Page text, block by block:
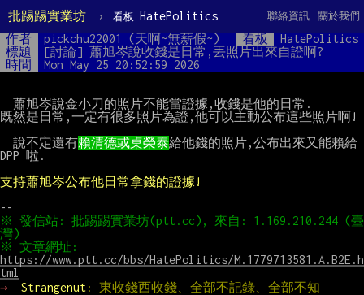
批踢踢實業坊 › 看板 HatePolitics 關於我們
聯絡資訊
作者 pickchu22001 (天啊~無薪假~) 看板
HatePolitics
標題
[討論] 蕭旭岑說收錢是日常,丟照片出來自證啊?
時間
Mon May 25 20:52:59 2026
既然是日常,一定有很多照片為證,他可以主動公布這些照片啊!
  說不定還有
賴清德或桌榮泰給他錢的照片,公布出來又能賴給
DPP 啦.
支持蕭旭岑公布他日常拿錢的證據!
※ 發信站: 批踢踢實業坊(ptt.cc), 來自: 1.169.210.244 (臺
https://www.ptt.cc/bbs/HatePolitics/M.1779713581.A.B2E.h
tml
→
Strangenut: 東收錢西收錢、全部不記錄、全部不知